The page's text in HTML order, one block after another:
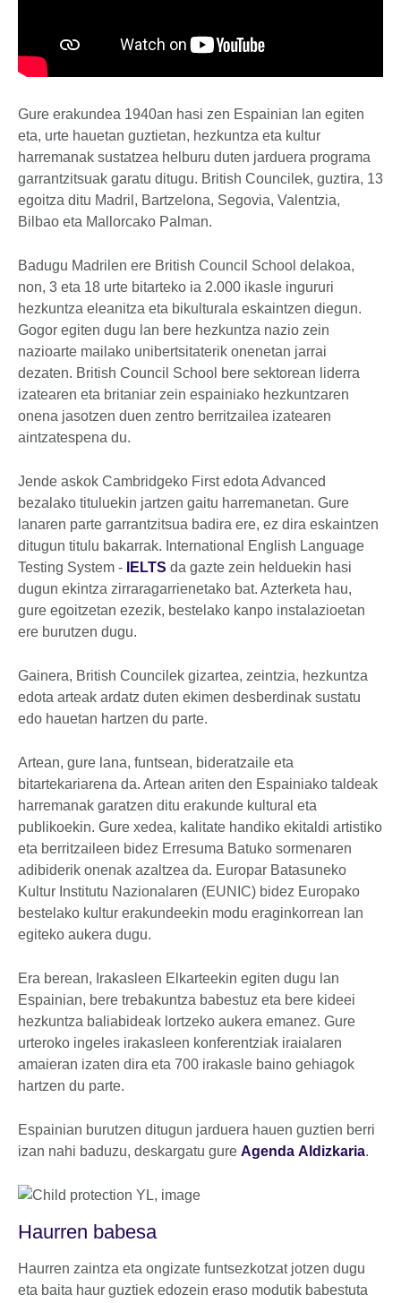
Gure erakundea 1940an hasi zen Espainian lan egiten
eta, urte hauetan guztietan, hezkuntza eta kultur
harremanak sustatzea helburu duten jarduera programa
garrantzitsuak garatu ditugu. British Councilek, guztira, 13
egoitza ditu Madril, Bartzelona, Segovia, Valentzia,
Bilbao eta Mallorcako Palman.
Badugu Madrilen ere British Council School delakoa,
non, 3 eta 18 urte bitarteko ia 2.000 ikasle ingururi
hezkuntza eleanitza eta bikulturala eskaintzen diegun.
Gogor egiten dugu lan bere hezkuntza nazio zein
nazioarte mailako unibertsitaterik onenetan jarrai
dezaten. British Council School bere sektorean liderra
izatearen eta britaniar zein espainiako hezkuntzaren
onena jasotzen duen zentro berritzailea izatearen
aintzatespena du.
Jende askok Cambridgeko First edota Advanced
bezalako tituluekin jartzen gaitu harremanetan. Gure
lanaren parte garrantzitsua badira ere, ez dira eskaintzen
ditugun titulu bakarrak. International English Language
Testing System -
IELTS da gazte zein helduekin hasi
dugun ekintza zirraragarrienetako bat. Azterketa hau,
gure egoitzetan ezezik, bestelako kanpo instalazioetan
ere burutzen dugu.
Gainera, British Councilek gizartea, zeintzia, hezkuntza
edota arteak ardatz duten ekimen desberdinak sustatu
edo hauetan hartzen du parte.
Artean, gure lana, funtsean, bideratzaile eta
bitartekariarena da. Artean ariten den Espainiako taldeak
harremanak garatzen ditu erakunde kultural eta
publikoekin. Gure xedea, kalitate handiko ekitaldi artistiko
eta berritzaileen bidez Erresuma Batuko sormenaren
adibiderik onenak azaltzea da. Europar Batasuneko
Kultur Institutu Nazionalaren (EUNIC) bidez Europako
bestelako kultur erakundeekin modu eraginkorrean lan
egiteko aukera dugu.
Era berean, Irakasleen Elkarteekin egiten dugu lan
Espainian, bere trebakuntza babestuz eta bere kideei
hezkuntza baliabideak lortzeko aukera emanez. Gure
urteroko ingeles irakasleen konferentziak iraialaren
amaieran izaten dira eta 700 irakasle baino gehiagok
hartzen du parte.
Espainian burutzen ditugun jarduera hauen guztien berri
izan nahi baduzu, deskargatu gure Agenda Aldizkaria.
Haurren babesa
Haurren zaintza eta ongizate funtsezkotzat jotzen dugu
eta baita haur guztiek edozein eraso modutik babestuta